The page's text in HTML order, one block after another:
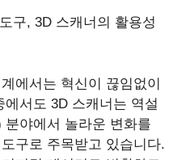
구, 3D 스캐너의 활용성
에서는 혁신이 끊임없이
서도 3D 스캐너는 역설
분야에서 놀라운 변화를
구로 주목받고 있습니다.